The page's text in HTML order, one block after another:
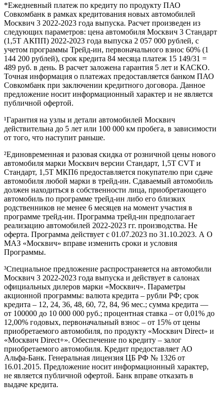
*Ежедневный платеж по кредиту по продукту ПАО
Совкомбанк в рамках кредитования новых автомобилей
Москвич 3 2022-2023 года выпуска. Расчет произведен из
следующих параметров: цена автомобиля Москвич 3 Стандарт
(1,5Т АКПП) 2022-2023 года выпуска 2 057 000 рублей, с
учетом программы Трейд-ин, первоначального взнос 60% (1
144 200 рублей), срок кредита 84 месяца платеж 15 149/31 =
489 руб. в день. В расчет заложена гарантия 5 лет и КАСКО.
Точная информация о платежах предоставляется банком ПАО
Совкомбанк при заключении кредитного договора. Данное
предложение носит информационный характер и не является
публичной офертой.
¹Гарантия на узлы и детали автомобилей Москвич
действительна до 5 лет или 100 000 км пробега, в зависимости
от того, что наступит раньше.
²Единовременная и разовая скидка от розничной цены нового
автомобиля марки Москвич версии Стандарт, 1,5Т CVT и
Стандарт, 1,5Т МКП6 предоставляется покупателю при сдаче
автомобиля любой марки в трейд-ин. Сдаваемый автомобиль
должен находиться в собственности лица, приобретающего
автомобиль по программе трейд-ин либо его близких
родственников не менее 6 месяцев на момент участия в
программе трейд-ин. Программа трейд-ин предполагает
реализацию автомобилей 2022-2023 гг. производства. Не
оферта. Программа действует с 01.07.2023 по 31.10.2023. А О
МАЗ «Москвич» вправе изменить сроки и условия
Программы.
³Специальное предложение распространяется на автомобили
Москвич 3 2022-2023 года выпуска и действует в салонах
официальных дилеров марки «Москвич». Параметры
акционной программы: валюта кредита – рубли РФ; срок
кредита – 12, 24, 36, 48, 60, 72, 84, 96 мес.; сумма кредита —
от 100000 до 10 000 000 руб.; процентная ставка – от 0,01% до
12,00% годовых, первоначальный взнос – от 15% от цены
приобретаемого автомобиля, по продукту «Москвич Direct» и
«Москвич Direct+». Обеспечение по кредиту – залог
приобретаемого автомобиля. Кредит предоставляет АО
Альфа-Банк. Генеральная лицензия ЦБ РФ № 1326 от
16.01.2015. Предложение носит информационный характер,
не является публичной офертой. Банк вправе отказать в
выдаче кредита.